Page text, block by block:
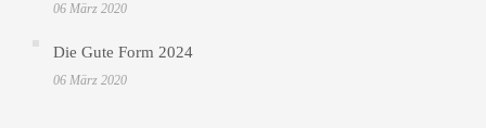
06 März 2020
Die Gute Form 2024
06 März 2020